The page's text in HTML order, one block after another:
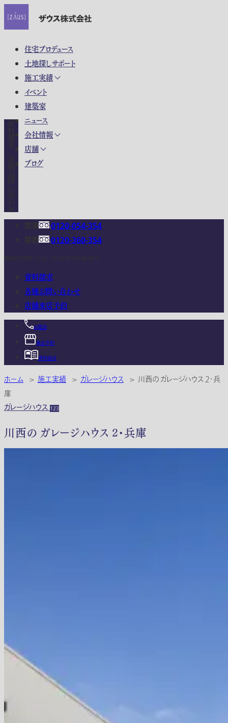
住宅プロデュース
土地探しサポート
施工実績
イベント
建築家
ニュース
会社情報
店舗
ブログ
0120-054-354
0120-360-354
資料請求
各種お問い合わせ
店舗来店予約
お電話
来店予約
資料請求
ホーム > 施工実績 > ガレージハウス > 川西の ガレージハウス 2・兵
庫
ガレージハウス123
川西の ガレージハウス 2・兵庫